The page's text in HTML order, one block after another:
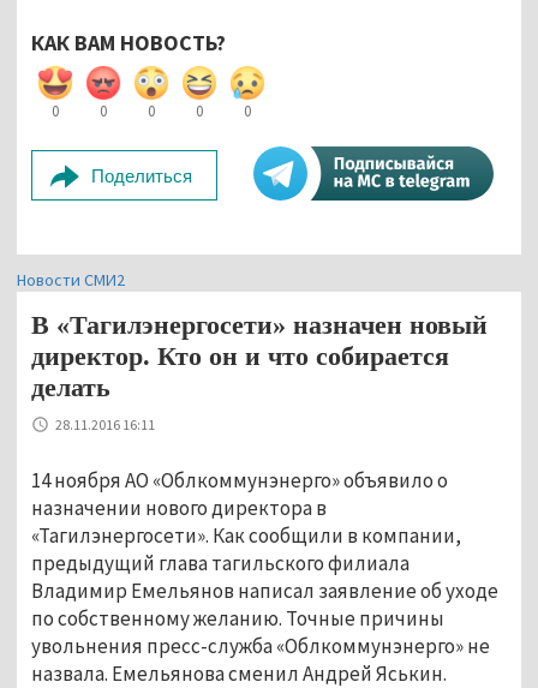
КАК ВАМ НОВОСТЬ?
0 0 0 0 0
Поделиться
Новости СМИ2
В «Тагилэнергосети» назначен новый
директор. Кто он и что собирается
делать
28.11.2016 16:11
14 ноября АО «Облкоммунэнерго» объявило о
назначении нового директора в
«Тагилэнергосети». Как сообщили в компании,
предыдущий глава тагильского филиала
Владимир Емельянов написал заявление об уходе
по собственному желанию. Точные причины
увольнения пресс-служба «Облкоммунэнерго» не
назвала. Емельянова сменил Андрей Яськин.